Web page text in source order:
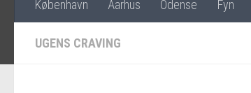
København Aarhus Odense Fyn
UGENS CRAVING